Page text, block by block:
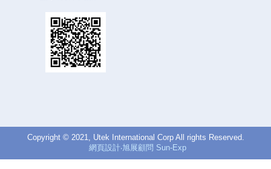
Copyright © 2021, Utek International Corp All rights Reserved.
網頁設計‧旭展顧問 Sun-Exp